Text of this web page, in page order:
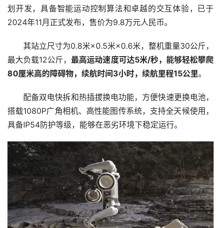
划开发，具备智能运动控制算法和卓越的交互体验，已于
2024年11月正式发布，售价为9.8万元人民币。
其站立尺寸为0.8米×0.5米×0.6米，整机重量30公斤，
最大负载12公斤，最高运动速度可达5米/秒，能够轻松攀爬
80厘米高的障碍物，续航时间3小时，续航里程15公里。
配备双电快拆和热插拔换电功能，方便快速更换电池，
搭载1080P广角相机、高性能图传系统，支持全天候使用，
具备IP54防护等级，能够在恶劣环境下稳定运行。